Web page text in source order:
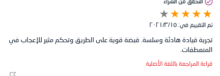
تم التقييم في: ١٥‏/٣‏/٢٠٢١
تجربة قيادة هادئة وسلسة. قبضة قوية على الطريق وتحكم مثير للإعجاب في
المنعطفات.
قراءة المراجعة باللغة الأصلية